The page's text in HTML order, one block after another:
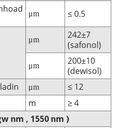
μm ≤ 0.5
μm
242±7
(safonol)
μm
200±10
(dewisol)
μm
≤ 12
m
≥ 4
nm , 1550nm )